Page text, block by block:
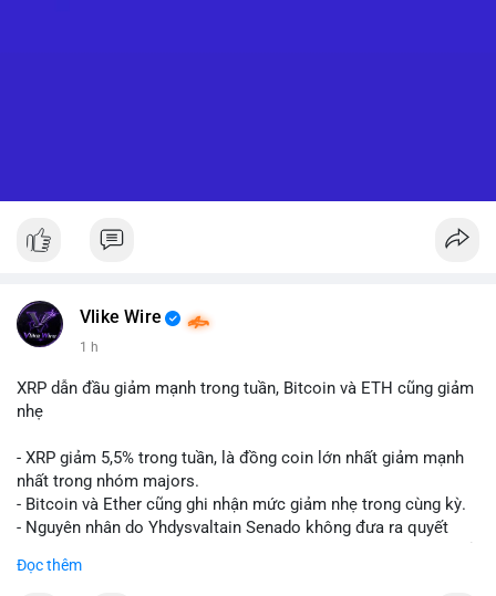
Vlike Wire
1 h
XRP dẫn đầu giảm mạnh trong tuần, Bitcoin và ETH cũng giảm
nhẹ
- XRP giảm 5,5% trong tuần, là đồng coin lớn nhất giảm mạnh
nhất trong nhóm majors.
- Bitcoin và Ether cũng ghi nhận mức giảm nhẹ trong cùng kỳ.
- Nguyên nhân do Yhdysvaltain Senado không đưa ra quyết
hè, đẩy việc thảo luận sang tháng 9.
Đọc thêm